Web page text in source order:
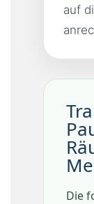
auf
Die